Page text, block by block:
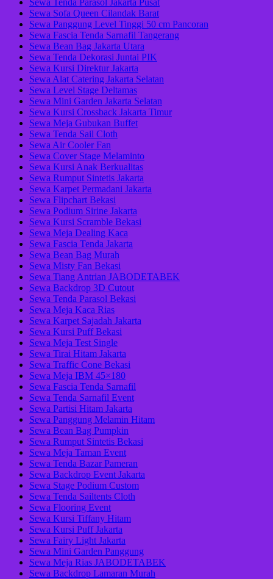
Sewa Tenda Parasol Jakarta Pusat
Sewa Sofa Queen Cilandak Barat
Sewa Panggung Level Tinggi 50 cm Pancoran
Sewa Fascia Tenda Sarnafil Tangerang
Sewa Bean Bag Jakarta Utara
Sewa Tenda Dekorasi Juntai PIK
Sewa Kursi Direktur Jakarta
Sewa Alat Catering Jakarta Selatan
Sewa Level Stage Deltamas
Sewa Mini Garden Jakarta Selatan
Sewa Kursi Crossback Jakarta Timur
Sewa Meja Gubukan Buffet
Sewa Tenda Sail Cloth
Sewa Air Cooler Fan
Sewa Cover Stage Melaminto
Sewa Kursi Anak Berkualitas
Sewa Rumput Sintetis Jakarta
Sewa Karpet Permadani Jakarta
Sewa Flipchart Bekasi
Sewa Podium Sirine Jakarta
Sewa Kursi Scramble Bekasi
Sewa Meja Dealing Kaca
Sewa Fascia Tenda Jakarta
Sewa Bean Bag Murah
Sewa Misty Fan Bekasi
Sewa Tiang Antrian JABODETABEK
Sewa Backdrop 3D Cutout
Sewa Tenda Parasol Bekasi
Sewa Meja Kaca Rias
Sewa Karpet Sajadah Jakarta
Sewa Kursi Puff Bekasi
Sewa Meja Test Single
Sewa Tirai Hitam Jakarta
Sewa Traffic Cone Bekasi
Sewa Meja IBM 45×180
Sewa Fascia Tenda Sarnafil
Sewa Tenda Sarnafil Event
Sewa Partisi Hitam Jakarta
Sewa Panggung Melamin Hitam
Sewa Bean Bag Pumpkin
Sewa Rumput Sintetis Bekasi
Sewa Meja Taman Event
Sewa Tenda Bazar Pameran
Sewa Backdrop Event Jakarta
Sewa Stage Podium Custom
Sewa Tenda Sailtents Cloth
Sewa Flooring Event
Sewa Kursi Tiffany Hitam
Sewa Kursi Puff Jakarta
Sewa Fairy Light Jakarta
Sewa Mini Garden Panggung
Sewa Meja Rias JABODETABEK
Sewa Backdrop Lamaran Murah